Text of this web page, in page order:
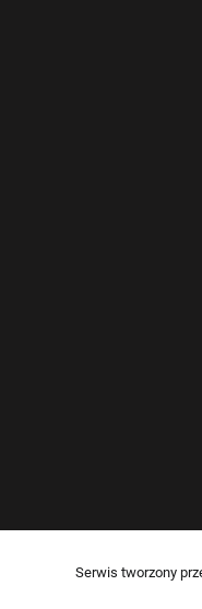
Serwis tworzony